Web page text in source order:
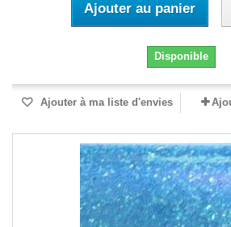
Ajouter au panier
Disponible
Ajouter à ma liste d'envies